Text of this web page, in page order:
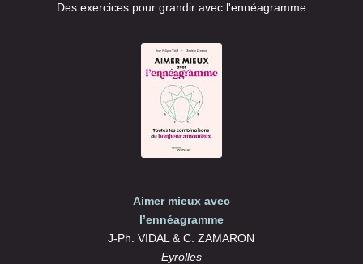
Des exercices pour grandir avec l'ennéagramme
Aimer mieux avec
l’ennéagramme
J-Ph. VIDAL & C. ZAMARON
Eyrolles